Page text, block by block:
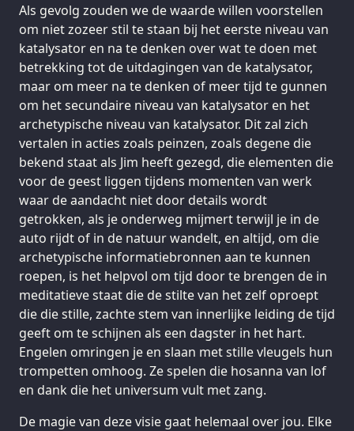
Als gevolg zouden we de waarde willen voorstellen
om niet zozeer stil te staan bij het eerste niveau van
katalysator en na te denken over wat te doen met
betrekking tot de uitdagingen van de katalysator,
maar om meer na te denken of meer tijd te gunnen
om het secundaire niveau van katalysator en het
archetypische niveau van katalysator. Dit zal zich
vertalen in acties zoals peinzen, zoals degene die
bekend staat als Jim heeft gezegd, die elementen die
voor de geest liggen tijdens momenten van werk
waar de aandacht niet door details wordt
getrokken, als je onderweg mijmert terwijl je in de
auto rijdt of in de natuur wandelt, en altijd, om die
archetypische informatiebronnen aan te kunnen
roepen, is het helpvol om tijd door te brengen de in
meditatieve staat die de stilte van het zelf oproept
die die stille, zachte stem van innerlijke leiding de tijd
geeft om te schijnen als een dagster in het hart.
Engelen omringen je en slaan met stille vleugels hun
trompetten omhoog. Ze spelen die hosanna van lof
en dank die het universum vult met zang.
De magie van deze visie gaat helemaal over jou. Elke